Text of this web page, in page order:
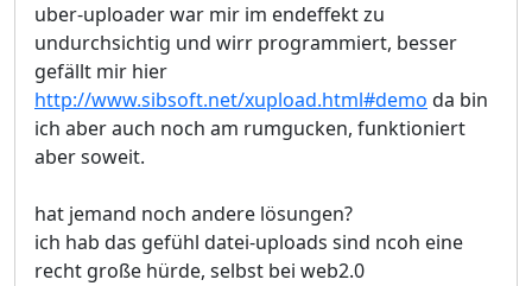
uber-uploader war mir im endeffekt zu
undurchsichtig und wirr programmiert, besser
gefällt mir hier
http://www.sibsoft.net/xupload.html#demo da bin
ich aber auch noch am rumgucken, funktioniert
aber soweit.
hat jemand noch andere lösungen?
ich hab das gefühl datei-uploads sind ncoh eine
recht große hürde, selbst bei web2.0